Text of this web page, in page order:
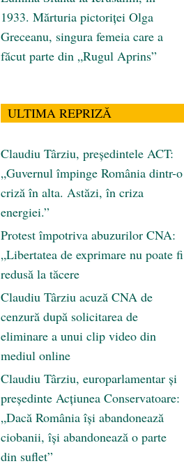
1933. Mărturia pictoriței Olga
Greceanu, singura femeia care a
făcut parte din „Rugul Aprins”
ULTIMA REPRIZĂ
Claudiu Târziu, președintele ACT:
„Guvernul împinge România dintr-o
criză în alta. Astăzi, în criza
energiei.”
Protest împotriva abuzurilor CNA:
„Libertatea de exprimare nu poate fi
redusă la tăcere
Claudiu Târziu acuză CNA de
cenzură după solicitarea de
eliminare a unui clip video din
mediul online
Claudiu Târziu, europarlamentar și
președinte Acțiunea Conservatoare:
„Dacă România își abandonează
ciobanii, își abandonează o parte
din suflet”